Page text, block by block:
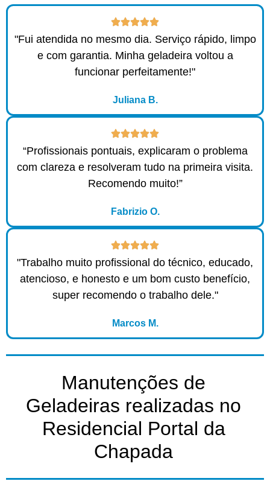
"Fui atendida no mesmo dia. Serviço rápido, limpo
e com garantia. Minha geladeira voltou a
funcionar perfeitamente!"
Juliana B.
“Profissionais pontuais, explicaram o problema
com clareza e resolveram tudo na primeira visita.
Recomendo muito!”
Fabrizio O.
"Trabalho muito profissional do técnico, educado,
atencioso, e honesto e um bom custo benefício,
super recomendo o trabalho dele."
Marcos M.
Manutenções de
Geladeiras realizadas no
Residencial Portal da
Chapada​